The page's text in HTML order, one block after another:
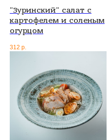
"Зуринский" салат с
картофелем и соленым
огурцом
312 р.